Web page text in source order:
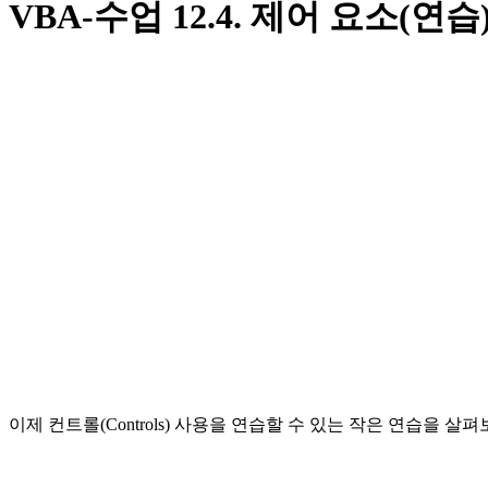
VBA-수업 12.4. 제어 요소(연습
이제 컨트롤(Controls) 사용을 연습할 수 있는 작은 연습을 살펴